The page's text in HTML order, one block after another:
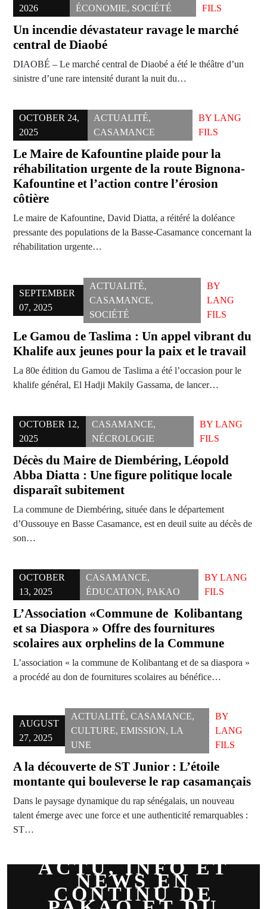
2026
ÉCONOMIE, SOCIÉTÉ
FILS
Un incendie dévastateur ravage le marché
central de Diaobé
DIAOBÉ – Le marché central de Diaobé a été le théâtre d’un
sinistre d’une rare intensité durant la nuit du…
OCTOBER 24,
2025
ACTUALITÉ,
CASAMANCE
BY LANG
FILS
Le Maire de Kafountine plaide pour la
réhabilitation urgente de la route Bignona-
Kafountine et l’action contre l’érosion
côtière
Le maire de Kafountine, David Diatta, a réitéré la doléance
pressante des populations de la Basse-Casamance concernant la
réhabilitation urgente…
SEPTEMBER
07, 2025
ACTUALITÉ,
CASAMANCE,
SOCIÉTÉ
BY
LANG
FILS
Le Gamou de Taslima : Un appel vibrant du
Khalife aux jeunes pour la paix et le travail
La 80e édition du Gamou de Taslima a été l’occasion pour le
khalife général, El Hadji Makily Gassama, de lancer…
OCTOBER 12,
2025
CASAMANCE,
NÉCROLOGIE
BY LANG
FILS
Décès du Maire de Diembéring, Léopold
Abba Diatta : Une figure politique locale
disparaît subitement
La commune de Diembéring, située dans le département
d’Oussouye en Basse Casamance, est en deuil suite au décès de
son…
OCTOBER
13, 2025
CASAMANCE,
ÉDUCATION, PAKAO
BYLANG
FILS
L’Association «Commune de Kolibantang
et sa Diaspora » Offre des fournitures
scolaires aux orphelins de la Commune
L’association « la commune de Kolibantang et de sa diaspora »
a procédé au don de fournitures scolaires au bénéfice…
AUGUST
27, 2025
ACTUALITÉ, CASAMANCE,
CULTURE, EMISSION, LA
UNE
BY
LANG
FILS
A la découverte de ST Junior : L’étoile
montante qui bouleverse le rap casamançais
Dans le paysage dynamique du rap sénégalais, un nouveau
talent émerge avec une force et une authenticité remarquables :
ST…
ACTU, INFO ET
NEWS EN
CONTINU DE